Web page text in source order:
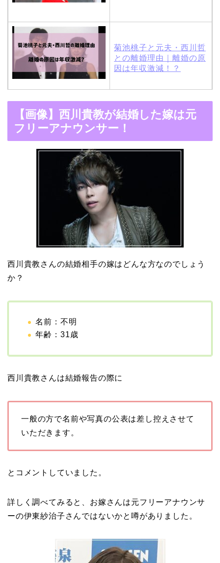
菊池桃子と元夫・西川哲
との離婚理由｜離婚の原
因は年収激減！？
の馴れ初めは「SMAP×S
MAP」！憧れの人との共
演でキムタクがド緊張！
【画像】ブーニンの嫁は
資産家の娘！馴れ初めは
取材！？
中森明菜の結婚歴！豪華
ティ番組！共演を重ねて
本並健司が元嫁・美千代
馴れ初めは友人の紹介！
破局から復縁へ
【画像】相葉雅紀の嫁は
【画像】西川貴教が結婚した嫁は元
フリーアナウンサー！
西川貴教さんの結婚相手の嫁はどんな方なのでしょう
か？
名前：不明
年齢：31歳
西川貴教さんは結婚報告の際に
一般の方で名前や写真の公表は差し控えさせて
いただきます。
とコメントしていました。
詳しく調べてみると、お嫁さんは元フリーアナウンサ
ーの伊東紗治子さんではないかと噂がありました。